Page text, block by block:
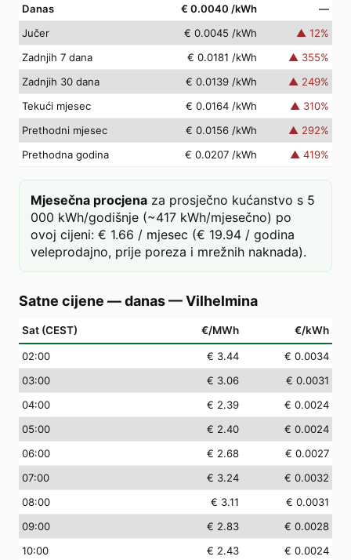
Danas € 0.0040 /kWh
—
Jučer
€ 0.0045 /kWh ▲ 12%
Zadnjih 7 dana
€ 0.0181 /kWh ▲ 355%
Zadnjih 30 dana
€ 0.0139 /kWh ▲ 249%
Tekući mjesec
€ 0.0164 /kWh ▲ 310%
Prethodni mjesec
€ 0.0156 /kWh ▲ 292%
Prethodna godina
€ 0.0207 /kWh ▲ 419%
Mjesečna procjena za prosječno kućanstvo s 5
000 kWh/godišnje (~417 kWh/mjesečno) po
ovoj cijeni: € 1.66 / mjesec (€ 19.94 / godina
veleprodajno, prije poreza i mrežnih naknada).
Satne cijene — danas—Vilhelmina
Sat (CEST) €/MWh €/kWh
02:00 € 3.44
€ 0.0034
03:00 € 3.06
€ 0.0031
04:00 € 2.39
€ 0.0024
05:00 € 2.40
€ 0.0024
06:00 € 2.68
€ 0.0027
07:00 € 3.24
€ 0.0032
08:00 € 3.11
€ 0.0031
09:00 € 2.83
€ 0.0028
10:00 € 2.43
€ 0.0024